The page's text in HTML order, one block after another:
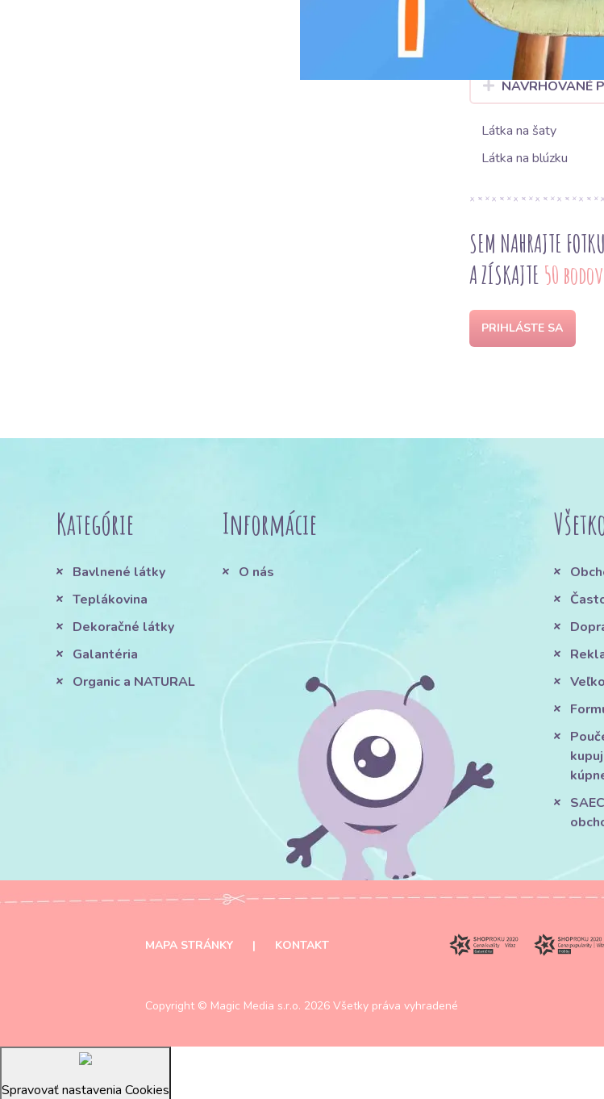
kúsky, ktoré spájajú
NAVRHOVANÉ
Látka na šaty
Látka na blúzku
SEM NAHRAJTE FOTKU
A ZÍSKAJTE 50 bodov
PRIHLÁSTE SA
Kategórie
Bavlnené látky
Teplákovina
Dekoračné látky
Galantéria
Organic a NATURAL
Informácie
O nás
MAPA STRÁNKY | KONTAKT
Copyright © Magic Media s.r.o. 2026 Všetky práva vyhradené
Spravovať nastavenia Cookies